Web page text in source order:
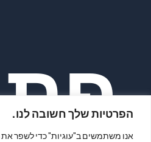
הפרטיות שלך חשובה לנו.
אנו משתמשים ב"עוגיות" כדי לשפר את